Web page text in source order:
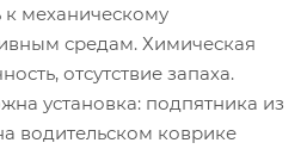
к механическому
средам. Химическая
отсутствие запаха.
установка: подпятника из
водительском коврике